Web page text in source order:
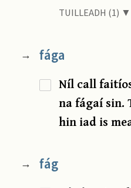
TUILLEADH (1) ▼
→ fága
Níl call
na fágaí sin.
hin iad is
→ fág